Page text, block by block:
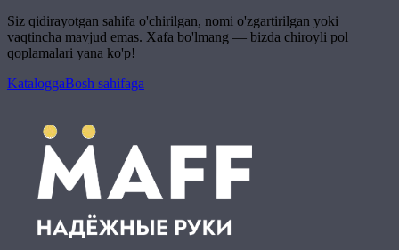
Siz qidirayotgan sahifa o'chirilgan, nomi o'zgartirilgan yoki
vaqtincha mavjud emas. Xafa bo'lmang — bizda chiroyli pol
qoplamalari yana ko'p!
KataloggaBosh sahifaga